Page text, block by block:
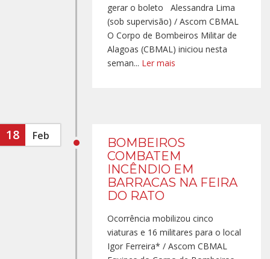
gerar o boleto Alessandra Lima
(sob supervisão) / Ascom CBMAL
O Corpo de Bombeiros Militar de
Alagoas (CBMAL) iniciou nesta
seman... Ler mais
18 Feb
BOMBEIROS
COMBATEM
INCÊNDIO EM
BARRACAS NA FEIRA
DO RATO
Ocorrência mobilizou cinco
viaturas e 16 militares para o local
Igor Ferreira* / Ascom CBMAL